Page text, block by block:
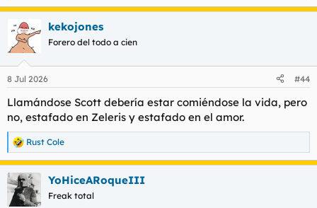
e
a
c
c
i
e
:
kekojones
Forero del todo a cien
8 Jul 2026 #44
Llamándose Scott debería estar comiéndose la vida, pero
no, estafado en Zeleris y estafado en el amor.
R
e
a
c
c
Rust Cole
YoHiceARoqueIII
Freak total